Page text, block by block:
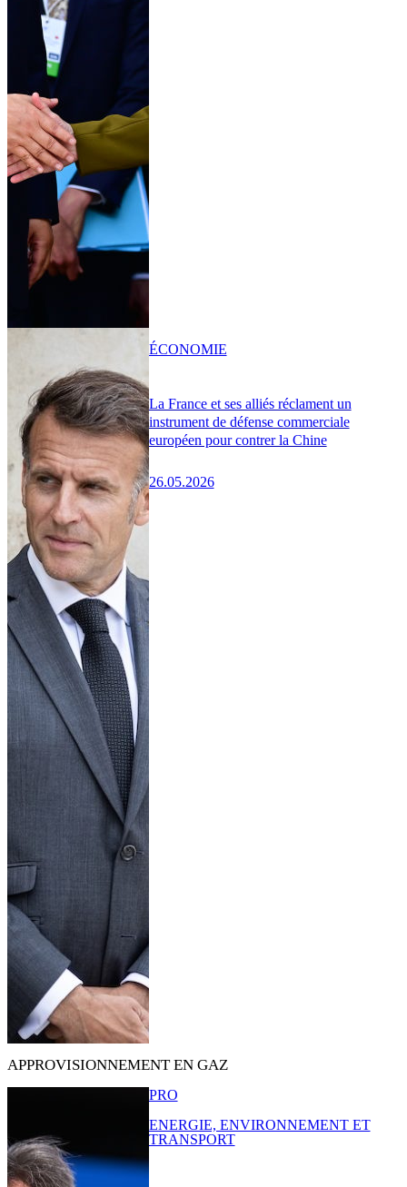
La France et ses alliés réclament un
instrument de défense commerciale
européen pour contrer la Chine
26.05.2026
ÉCONOMIE
APPROVISIONNEMENT EN GAZ
PRO
ENERGIE, ENVIRONNEMENT ET
TRANSPORT